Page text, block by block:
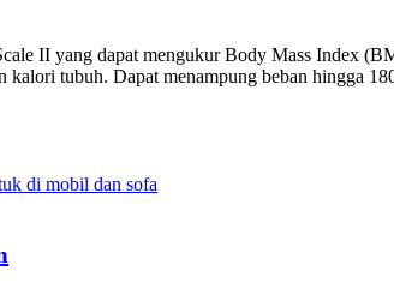
II yang dapat mengukur Body Mass Index
kalori tubuh. Dapat menampung beban hingga